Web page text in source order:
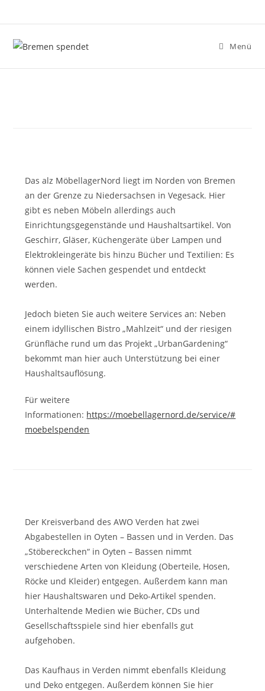
Inhalt
springen
Menü
Das alz MöbellagerNord liegt im Norden von Bremen
an der Grenze zu Niedersachsen in Vegesack. Hier
gibt es neben Möbeln allerdings auch
Einrichtungsgegenstände und Haushaltsartikel. Von
Geschirr, Gläser, Küchengeräte über Lampen und
Elektrokleingeräte bis hinzu Bücher und Textilien: Es
können viele Sachen gespendet und entdeckt
werden.
Jedoch bieten Sie auch weitere Services an: Neben
einem idyllischen Bistro „Mahlzeit“ und der riesigen
Grünfläche rund um das Projekt „UrbanGardening“
bekommt man hier auch Unterstützung bei einer
Haushaltsauflösung.
Für weitere
Informationen: https://moebellagernord.de/service/#
moebelspenden
Der Kreisverband des AWO Verden hat zwei
Abgabestellen in Oyten – Bassen und in Verden. Das
„Stöbereckchen“ in Oyten – Bassen nimmt
verschiedene Arten von Kleidung (Oberteile, Hosen,
Röcke und Kleider) entgegen. Außerdem kann man
hier Haushaltswaren und Deko-Artikel spenden.
Unterhaltende Medien wie Bücher, CDs und
Gesellschaftsspiele sind hier ebenfalls gut
aufgehoben.
Das Kaufhaus in Verden nimmt ebenfalls Kleidung
und Deko entgegen. Außerdem können Sie hier